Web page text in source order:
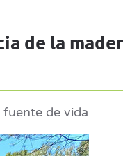
de la
de vida